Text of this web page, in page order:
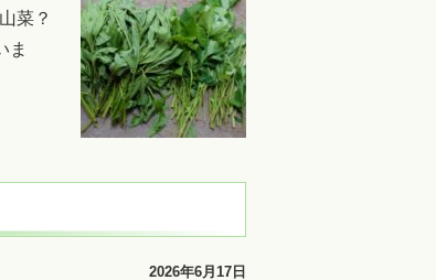
菜？
ま
2026年6月17日